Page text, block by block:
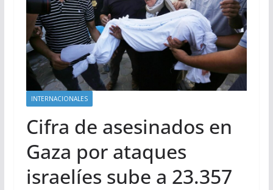
INTERNACIONALES
Cifra de asesinados en
Gaza por ataques
israelíes sube a 23.357